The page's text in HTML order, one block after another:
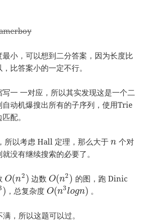
小，可以想到二分答案，因为长度比
比答案小的一定不行。
一 一对应，所以其实发现这是一个二
自动机爆搜出所有的子序列，使用Trie
配。
所以考虑 Hall 定理，那么大于n 个对
没有继续搜索的必要了。
O(n2) 边数 O(n2) 的图，跑 Dinic
) ，总复杂度 O(n3logn) 。
，所以这题可以过。